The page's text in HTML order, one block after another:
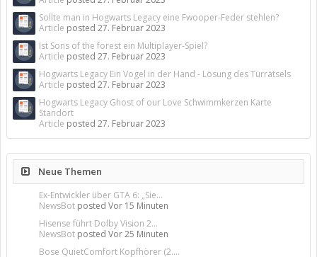
Sollte man in Hogwarts Legacy eine Fwooper-Feder stehlen?
Article posted 27. Februar 2023
Ist Sons of the forest ein Multiplayer-Spiel?
Article posted 27. Februar 2023
Hogwarts Legacy Ein Vogel in der Hand - Lösung des Türrätsels
Article posted 27. Februar 2023
Hogwarts Legacy Ghost of our Love Schwimmkerzen Karte
Standort
Article posted 27. Februar 2023
Neue Themen
Ex-Entwickler über GTA 6: „Sie...
NewsBot posted Vor 15 Minuten
Hisense führt Dolby Vision 2...
NewsBot posted Vor 25 Minuten
Bose QuietComfort Kopfhörer (2....